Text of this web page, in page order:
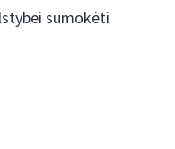
sumokėti